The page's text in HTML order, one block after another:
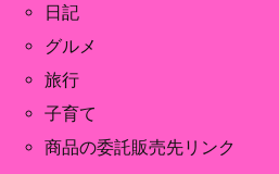
日記
グルメ
旅行
子育て
商品の委託販売先リンク